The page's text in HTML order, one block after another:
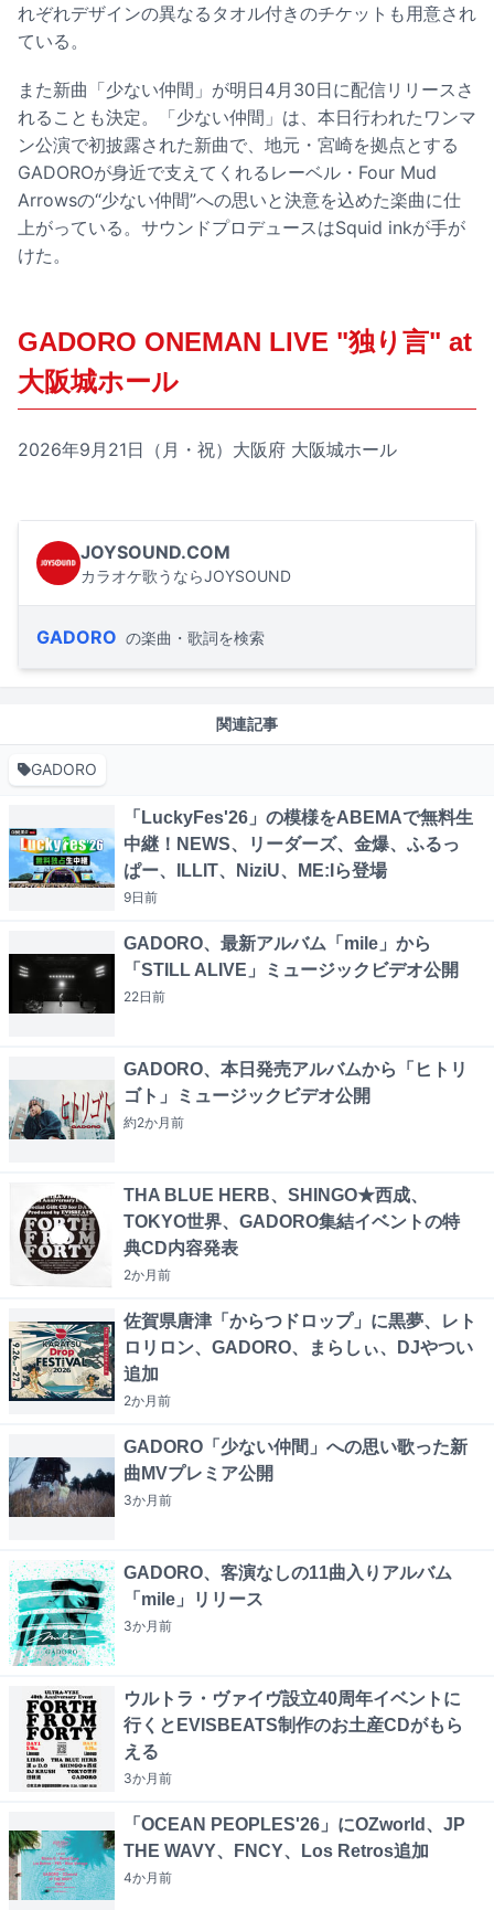
れぞれデザインの異なるタオル付きのチケットも用意され
ている。
また新曲「少ない仲間」が明日4月30日に配信リリースさ
れることも決定。「少ない仲間」は、本日行われたワンマ
ン公演で初披露された新曲で、地元・宮崎を拠点とする
GADOROが身近で支えてくれるレーベル・Four Mud
Arrowsの“少ない仲間”への思いと決意を込めた楽曲に仕
上がっている。サウンドプロデュースはSquid inkが手が
けた。
GADORO ONEMAN LIVE "独り言" at
大阪城ホール
2026年9月21日（月・祝）大阪府 大阪城ホール
JOYSOUND.COM
カラオケ歌うならJOYSOUND
GADORO の楽曲・歌詞を検索
関連記事
GADORO
「LuckyFes'26」の模様をABEMAで無料生
中継！NEWS、リーダーズ、金爆、ふるっ
ぱー、ILLIT、NiziU、ME:Iら登場
9日前
GADORO、最新アルバム「mile」から
「STILL ALIVE」ミュージックビデオ公開
22日前
GADORO、本日発売アルバムから「ヒトリ
ゴト」ミュージックビデオ公開
約2か月前
THA BLUE HERB、SHINGO★西成、
TOKYO世界、GADORO集結イベントの特
典CD内容発表
2か月前
佐賀県唐津「からつドロップ」に黒夢、レト
ロリロン、GADORO、まらしぃ、DJやつい
追加
2か月前
GADORO「少ない仲間」への思い歌った新
曲MVプレミア公開
3か月前
GADORO、客演なしの11曲入りアルバム
「mile」リリース
3か月前
ウルトラ・ヴァイヴ設立40周年イベントに
行くとEVISBEATS制作のお土産CDがもら
える
3か月前
「OCEAN PEOPLES'26」にOZworld、JP
THE WAVY、FNCY、Los Retros追加
4か月前